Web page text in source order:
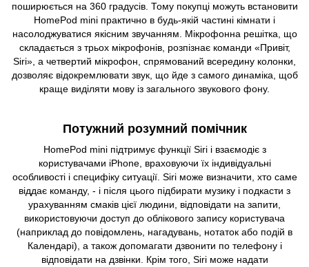
поширюється на 360 градусів. Тому покупці можуть встановити
HomePod mini практично в будь-якій частині кімнати і
насолоджуватися якісним звучанням. Мікрофонна решітка, що
складається з трьох мікрофонів, розпізнає команди «Привіт,
Siri», а четвертий мікрофон, спрямований всередину колонки,
дозволяє відокремлювати звук, що йде з самого динаміка, щоб
краще виділяти мову із загального звукового фону.
Потужний розумний помічник
HomePod mini підтримує функції Siri і взаємодіє з
користувачами iPhone, враховуючи їх індивідуальні
особливості і специфіку ситуації. Siri може визначити, хто саме
віддає команду, - і після цього підбирати музику і подкасти з
урахуванням смаків цієї людини, відповідати на запити,
використовуючи доступ до облікового запису користувача
(наприклад до повідомлень, нагадувань, нотаток або подій в
Календарі), а також допомагати дзвонити по телефону і
відповідати на дзвінки. Крім того, Siri може надати